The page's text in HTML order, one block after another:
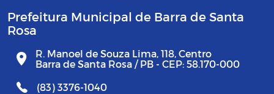
Prefeitura Municipal de Barra de Santa
Rosa
R. Manoel de Souza Lima, 118, Centro
Barra de Santa Rosa / PB - CEP: 58.170-000
(83) 3376-1040